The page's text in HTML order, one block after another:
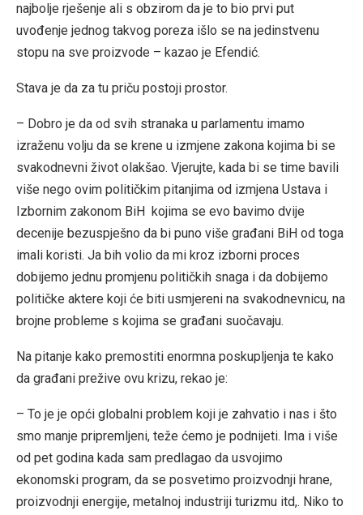
najbolje rješenje ali s obzirom da je to bio prvi put
uvođenje jednog takvog poreza išlo se na jedinstvenu
stopu na sve proizvode – kazao je Efendić.
Stava je da za tu priču postoji prostor.
– Dobro je da od svih stranaka u parlamentu imamo
izraženu volju da se krene u izmjene zakona kojima bi se
svakodnevni život olakšao. Vjerujte, kada bi se time bavili
više nego ovim političkim pitanjima od izmjena Ustava i
Izbornim zakonom BiH kojima se evo bavimo dvije
decenije bezuspješno da bi puno više građani BiH od toga
imali koristi. Ja bih volio da mi kroz izborni proces
dobijemo jednu promjenu političkih snaga i da dobijemo
političke aktere koji će biti usmjereni na svakodnevnicu, na
brojne probleme s kojima se građani suočavaju.
Na pitanje kako premostiti enormna poskupljenja te kako
da građani prežive ovu krizu, rekao je:
– To je je opći globalni problem koji je zahvatio i nas i što
smo manje pripremljeni, teže ćemo je podnijeti. Ima i više
od pet godina kada sam predlagao da usvojimo
ekonomski program, da se posvetimo proizvodnji hrane,
proizvodnji energije, metalnoj industriji turizmu itd,. Niko to